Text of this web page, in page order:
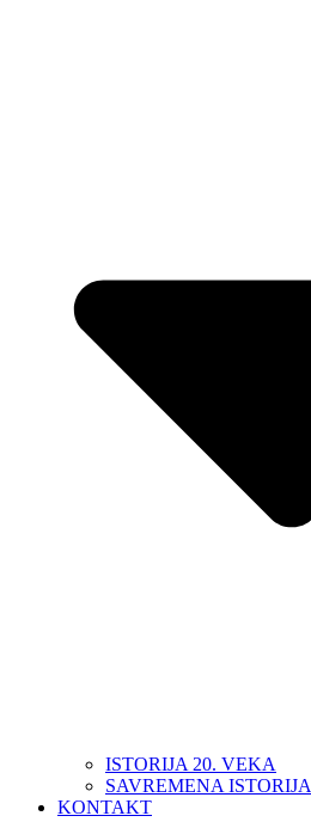
ISTORIJA 20. VEKA
SAVREMENA ISTORIJA
KONTAKT